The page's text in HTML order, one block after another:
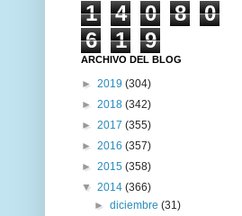
1 4 0 8
0
6
1 9
ARCHIVO DEL BLOG
► 2019 (304)
► 2018 (342)
► 2017 (355)
► 2016 (357)
► 2015 (358)
▼ 2014 (366)
►diciembre(31)